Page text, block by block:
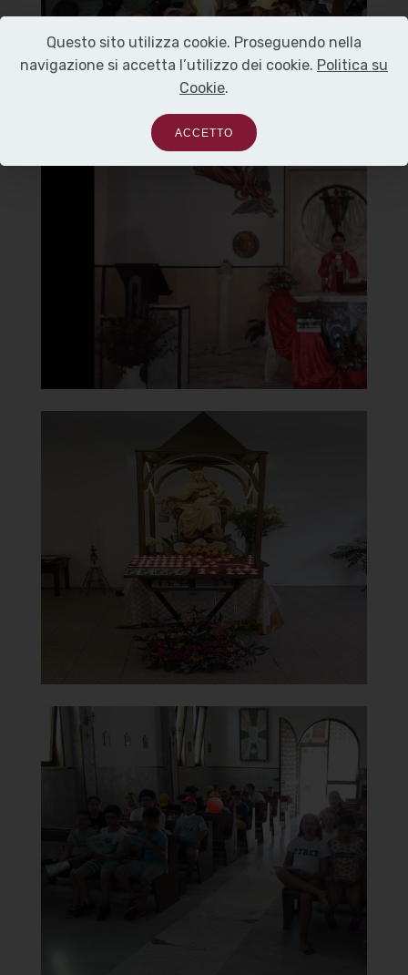
[
Clicca per ingrandire
Chiesa di Santa Maria del
Carmine
Clicca per ingrandire
Chiesa di Santa Maria del
Carmine
Statua Madonna del Carmine
Clicca per ingrandire
]
Chiesa di Santa Maria del
Controfacciata
Questo sito utilizza cookie. Proseguendo nella
navigazione si accetta l’utilizzo dei cookie. Politica su
Cookie.
ACCETTO